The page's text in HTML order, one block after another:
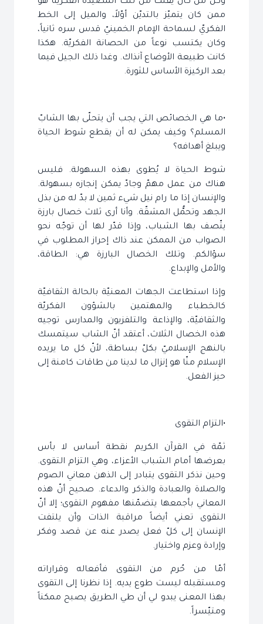
ممن كان يتميّز بالتديّن أوّلاً، والميل إلى الخط
الفكريّ لسماحة الإمام الخمينيّ قدس سره ثانياً،
وكان يكتسب نوعاً من الحصانة الفكريّة. هكذا
كانت طبيعة الأوضاع آنذاك. وغدا ذلك الجيل فيما
بعد الركيزة الأساس للثورة.
•ما هي الخصائص التي يجب أن يتحلّى بها الشابّ
المسلم؟ وكيف يمكن له أن يقطع شوط الحياة
ويبلغ أهدافه؟
شوط الحياة لا يُطوى بهذه السهولة. فليس
هناك من عمل مهمّ وجادّ يمكن إنجازه بسهولة.
والإنسان إذا ما رام نيل شيء ثمين لا بدّ له من بذل
الجهد وتحمُّل المشقّة. وأنا أرى ثلاث خصال بارزة
يتّصف بها الشباب، وإذا قدّر لها أن توجّه نحو
الصواب من الممكن عند ذاك إحراز المطلوب في
سؤالكم. وتلك الخصال البارزة هي: الطاقة،
والأمل والإبداع.
وإذا استطاعت الجهات المعنيّة بالحالة الثقافيّة
كالخطباء والمهتمين بالشؤون الفكريّة
والثقافيّة، والإذاعة والتلفزيون والمدارس توجيه
هذه الخصال الثلاث، أعتقد أنّ الشاب سيتمسك
بالنهج الإسلاميّ بكلّ بساطة، لأنّ كل ما يريده
الإسلام منّا هو إنزال ما لدينا من طاقات كامنة إلى
حيز الفعل.
•التزام التقوى
ثمّة في القرآن الكريم نقطة أساس لا بأس
بعرضها أمام الشباب الأعزاء، وهي التزام التقوى.
وحين نذكر التقوى يتبادر إلى الذهن معاني الصوم
والصلاة والعبادة والذكر والدعاء. صحيح أنّ هذه
المعاني بأجمعها يتضمّنها مفهوم التقوى؛ إلا أنّ
التقوى تعني أيضاً مراقبة الذات وأن يلتفت
الإنسان إلى كلّ فعل يصدر عنه عن قصد وفكر
وإرادة وعزم واختيار.
أمّا من حُرم من التقوى فأفعاله وقراراته
ومستقبله ليست طوع يديه. إذا نظرنا إلى التقوى
بهذا المعنى يبدو لي أن طي الطريق يصبح ممكناً
ومتيّسراً.